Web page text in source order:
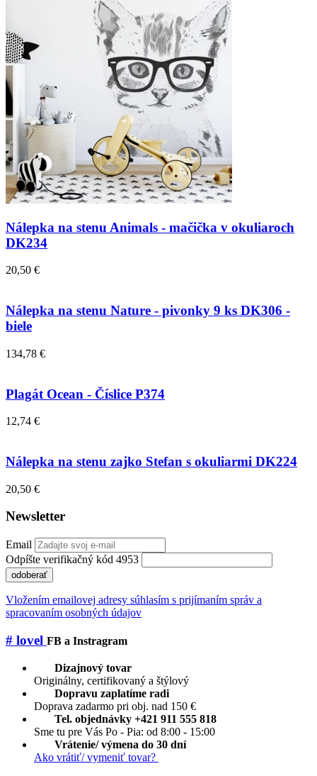
Nálepka na stenu Animals - mačička v okuliaroch
DK234
20,50 €
Nálepka na stenu Nature - pivonky 9 ks DK306 -
biele
134,78 €
Plagát Ocean - Číslice P374
12,74 €
Nálepka na stenu zajko Stefan s okuliarmi DK224
20,50 €
Newsletter
Email
Odpíšte verifikačný kód 4953
odoberať
Vložením emailovej adresy súhlasím s prijímaním správ a
spracovaním osobných údajov
# lovel FB a Instragram
Dizajnový tovar
Originálny, certifikovaný a štýlový
Dopravu zaplatíme radi
Doprava zadarmo pri obj. nad 150 €
Tel. objednávky +421 911 555 818
Sme tu pre Vás Po - Pia: od 8:00 - 15:00
Vrátenie/ výmena do 30 dní
Ako vrátiť/ vymeniť tovar?